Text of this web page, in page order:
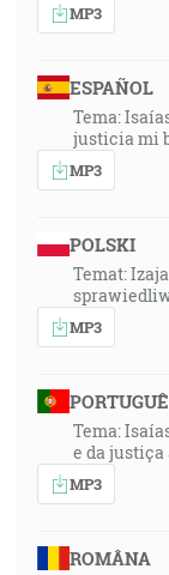
MP3
ESPAÑOL
Tema:
justicia mi
MP3
POLSKI
Temat:
MP3
Tema:
e da justiça
MP3
ROMÂNA